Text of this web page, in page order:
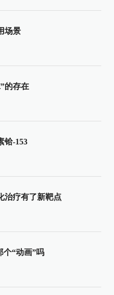
场景
的存在
铪-153
治疗有了新靶点
个“动画”吗